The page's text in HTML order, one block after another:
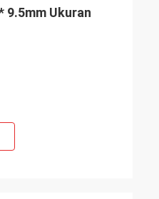
9.5mm Ukuran